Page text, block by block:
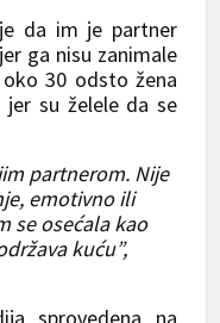
da im je partner
ga nisu zanimale
30 odsto žena
su želele da se
partnerom. Nije
emotivno ili
se osećala kao
kuću”,
sprovedena na